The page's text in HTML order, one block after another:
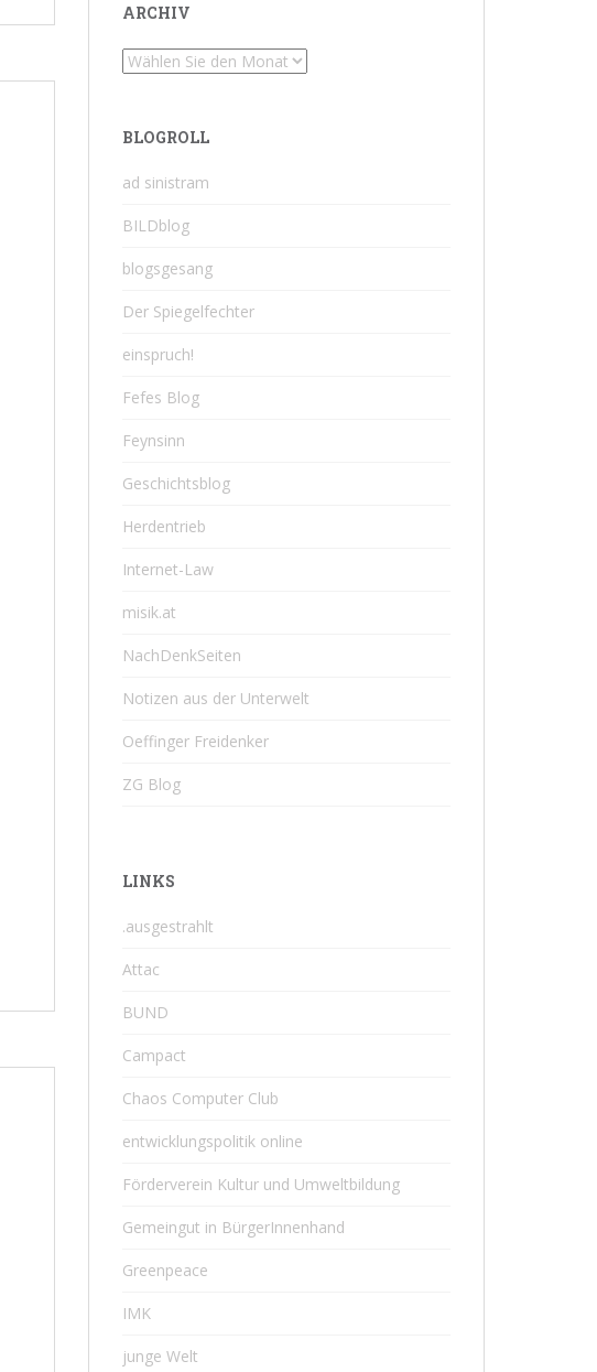
ARCHIV
Archiv
BLOGROLL
ad sinistram
BILDblog
blogsgesang
Der Spiegelfechter
einspruch!
Fefes Blog
Feynsinn
Geschichtsblog
Herdentrieb
Internet-Law
misik.at
NachDenkSeiten
Notizen aus der Unterwelt
Oeffinger Freidenker
ZG Blog
LINKS
.ausgestrahlt
Attac
BUND
Campact
Chaos Computer Club
entwicklungspolitik online
Förderverein Kultur und Umweltbildung
Gemeingut in BürgerInnenhand
Greenpeace
IMK
junge Welt